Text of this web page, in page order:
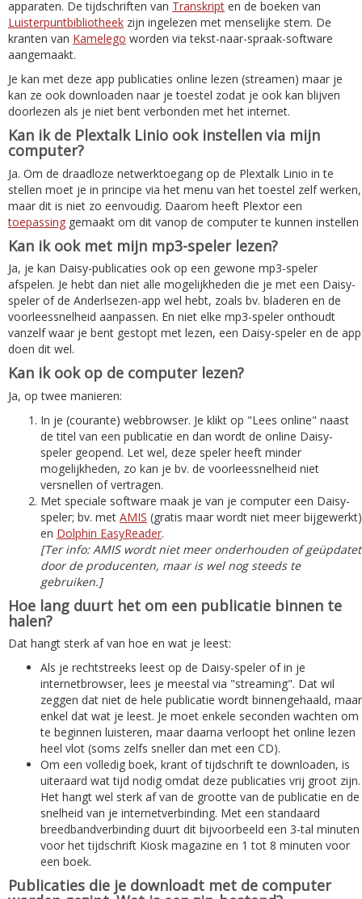
apparaten. De tijdschriften van Transkript en de boeken van
Luisterpuntbibliotheek zijn ingelezen met menselijke stem. De
kranten van Kamelego worden via tekst-naar-spraak-software
aangemaakt.
Je kan met deze app publicaties online lezen (streamen) maar je
kan ze ook downloaden naar je toestel zodat je ook kan blijven
doorlezen als je niet bent verbonden met het internet.
Kan ik de Plextalk Linio ook instellen via mijn
computer?
Ja. Om de draadloze netwerktoegang op de Plextalk Linio in te
stellen moet je in principe via het menu van het toestel zelf werken,
maar dit is niet zo eenvoudig. Daarom heeft Plextor een
toepassing gemaakt om dit vanop de computer te kunnen instellen
Kan ik ook met mijn mp3-speler lezen?
Ja, je kan Daisy-publicaties ook op een gewone mp3-speler
afspelen. Je hebt dan niet alle mogelijkheden die je met een Daisy-
speler of de Anderlsezen-app wel hebt, zoals bv. bladeren en de
voorleessnelheid aanpassen. En niet elke mp3-speler onthoudt
vanzelf waar je bent gestopt met lezen, een Daisy-speler en de app
doen dit wel.
Kan ik ook op de computer lezen?
Ja, op twee manieren:
In je (courante) webbrowser. Je klikt op "Lees online" naast
de titel van een publicatie en dan wordt de online Daisy-
speler geopend. Let wel, deze speler heeft minder
mogelijkheden, zo kan je bv. de voorleessnelheid niet
versnellen of vertragen.
Met speciale software maak je van je computer een Daisy-
speler; bv. met AMIS (gratis maar wordt niet meer bijgewerkt)
en Dolphin EasyReader.
[Ter info: AMIS wordt niet meer onderhouden of geüpdatet
door de producenten, maar is wel nog steeds te
gebruiken.]
Hoe lang duurt het om een publicatie binnen te
halen?
Dat hangt sterk af van hoe en wat je leest:
Als je rechtstreeks leest op de Daisy-speler of in je
internetbrowser, lees je meestal via "streaming". Dat wil
zeggen dat niet de hele publicatie wordt binnengehaald, maar
enkel dat wat je leest. Je moet enkele seconden wachten om
te beginnen luisteren, maar daarna verloopt het online lezen
heel vlot (soms zelfs sneller dan met een CD).
Om een volledig boek, krant of tijdschrift te downloaden, is
uiteraard wat tijd nodig omdat deze publicaties vrij groot zijn.
Het hangt wel sterk af van de grootte van de publicatie en de
snelheid van je internetverbinding. Met een standaard
breedbandverbinding duurt dit bijvoorbeeld een 3-tal minuten
voor het tijdschrift Kiosk magazine en 1 tot 8 minuten voor
een boek.
Publicaties die je downloadt met de computer